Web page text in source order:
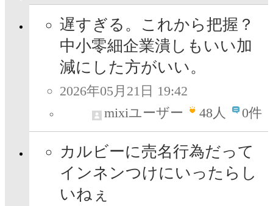
遅すぎる。これから把握？
中小零細企業潰しもいい加
減にした方がいい。
2026年05月21日 19:42
mixiユーザー
48人 0件
カルビーに売名行為だって
インネンつけにいったらし
いねぇ